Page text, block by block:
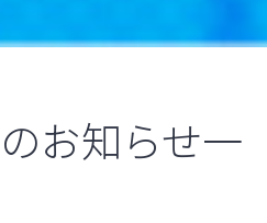
のお知らせ一